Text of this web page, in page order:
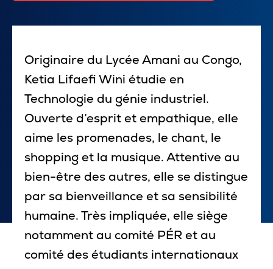
Pour les entreprises
Le cégep
Notre collège
Services à la population
Stages et emplois pour étudiants
Communications
Liens utiles
Originaire du Lycée Amani au Congo,
Ketia Lifaefi Wini étudie en
Technologie du génie industriel.
Ouverte d’esprit et empathique, elle
aime les promenades, le chant, le
shopping et la musique. Attentive au
bien-être des autres, elle se distingue
par sa bienveillance et sa sensibilité
humaine. Très impliquée, elle siège
notamment au comité PÉR et au
comité des étudiants internationaux